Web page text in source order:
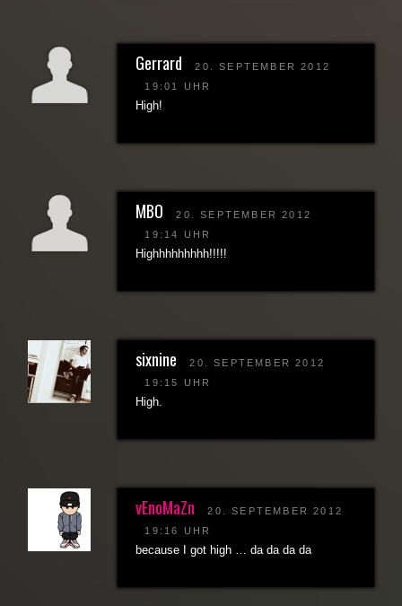
Gerrard
20. SEPTEMBER 2012
19:01 UHR
High!
MBO
20. SEPTEMBER 2012
19:14 UHR
Highhhhhhhhh!!!!!
sixnine
20. SEPTEMBER 2012
19:15 UHR
High.
vEnoMaZn
20. SEPTEMBER 2012
19:16 UHR
because I got high … da da da da